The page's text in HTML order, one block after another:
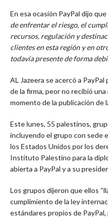
En esa ocasión PayPal dijo que
de enfrentar el riesgo, el
recursos, regulación y
clientes en esta región y en
todavía presente de forma
AL Jazeera se acercó a
de la firma, peor no recibió
momento de la publicación de
Este lunes, 55 palestinos,
incluyendo el grupo con sede
los Estados Unidos por los
Instituto Palestino para la
abierta a PayPal y a su
Los grupos dijeron que ellos
cumplimiento de la ley
estándares propios de